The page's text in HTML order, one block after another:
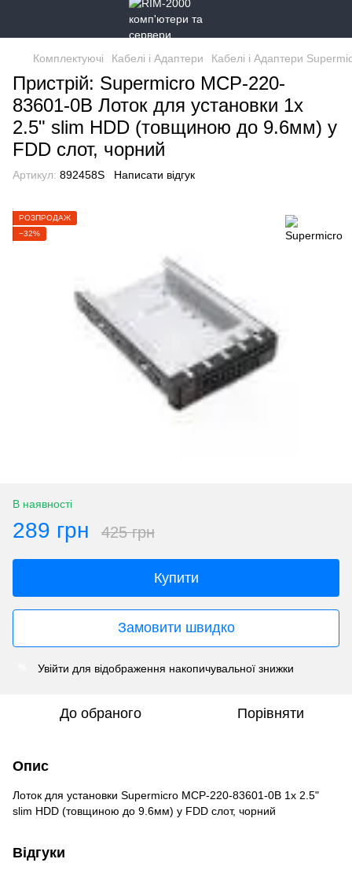
Комплектуючі Кабелі і Адаптери Кабелі і Адаптери
Пристрій: Supermicro MCP-220-
83601-0B Лоток для установки 1x
2.5" slim HDD (товщиною до 9.6мм) у
FDD слот, чорний
Артикул: 892458S Написати відгук
РОЗПРОДАЖ
−32%
В наявності
289 грн 425 грн
Купити
Замовити швидко
Увійти для відображення накопичувальної знижки
До обраного Порівняти
Опис
Лоток для установки Supermicro MCP-220-83601-0B 1x 2.5"
slim HDD (товщиною до 9.6мм) у FDD слот, чорний
Відгуки